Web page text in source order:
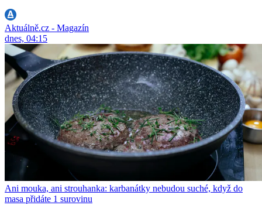
Aktuálně.cz - Magazín
dnes, 04:15
Ani mouka, ani strouhanka: karbanátky nebudou suché, když do
masa přidáte 1 surovinu